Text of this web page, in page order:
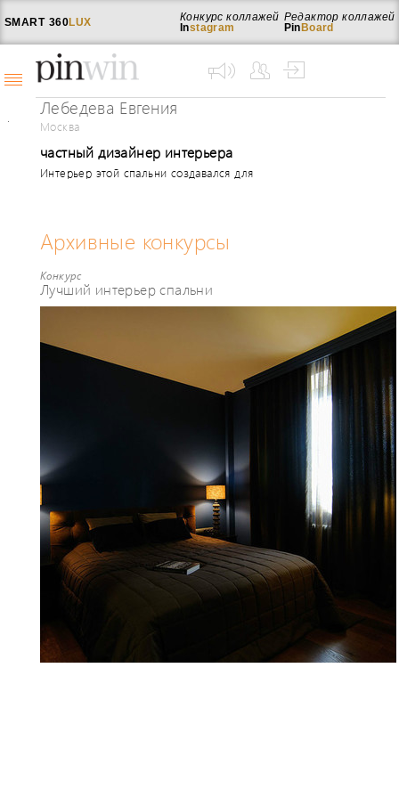
SMART 360LUX
Редактор коллажей
Pin Board
Конкурс коллажей
Instagram
Лебедева Евгения
Москва
частный дизайнер интерьера
Интерьер этой спальни создавался для
душу. Это то место, где можно
укрыться от всего мира и посветить
проекта 2012 год. Фотограф Евгений
Потапов.
Архивные конкурсы
Конкурс
Лучший интерьер спальни